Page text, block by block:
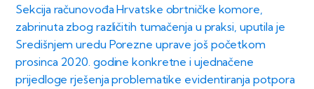
Sekcija računovođa Hrvatske obrtničke komore,
zabrinuta zbog različitih tumačenja u praksi, uputila je
Središnjem uredu Porezne uprave još početkom
prosinca 2020. godine konkretne i ujednačene
prijedloge rješenja problematike evidentiranja potpora